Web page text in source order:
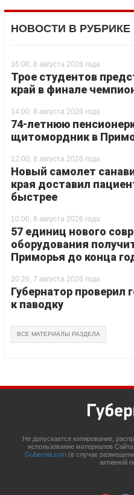
НОВОСТИ В РУБРИКЕ
16:00, 8 августа 2026 года
Трое студентов
край в финале
14:00, 8 августа 2026 года
74-летнюю
щитомордник в
12:00, 8 августа 2026 года
Новый самолет
края доставил
быстрее
10:00, 8 августа 2026 года
57 единиц нового
оборудования
Приморья до конца
20:26, 7 августа 2026 года
Губернатор проверил
к паводку
ВСЕ МАТЕРИАЛЫ РАЗДЕЛА
Не допускается копирование,
использование материалов
Gubernia.com (в случае
активной